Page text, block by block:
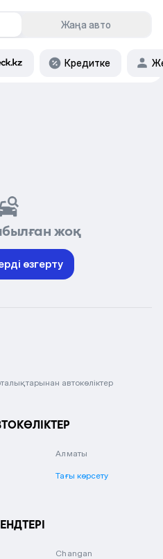
Жаңа авто
Кредитке
жоқ
өзгерту
автокөліктер
Алматы
Тағы көрсету
Changan